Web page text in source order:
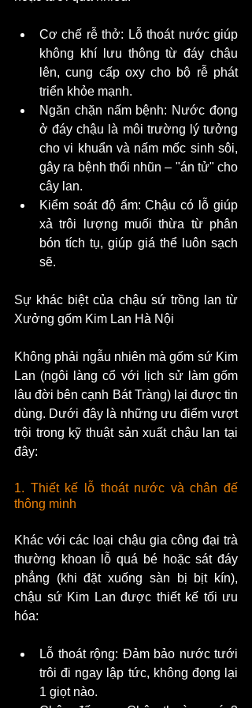
Cơ chế rễ thở: Lỗ thoát nước giúp
không khí lưu thông từ đáy chậu
lên, cung cấp oxy cho bộ rễ phát
triển khỏe mạnh.
Ngăn chặn nấm bệnh: Nước đọng
ở đáy chậu là môi trường lý tưởng
cho vi khuẩn và nấm mốc sinh sôi,
gây ra bệnh thối nhũn – "án tử" cho
cây lan.
Kiểm soát độ ẩm: Chậu có lỗ giúp
xả trôi lượng muối thừa từ phân
bón tích tụ, giúp giá thể luôn sạch
sẽ.
Sự khác biệt của chậu sứ trồng lan từ
Xưởng gốm Kim Lan Hà Nội
Không phải ngẫu nhiên mà gốm sứ Kim
Lan (ngôi làng cổ với lịch sử làm gốm
lâu đời bên cạnh Bát Tràng) lại được tin
dùng. Dưới đây là những ưu điểm vượt
trội trong kỹ thuật sản xuất chậu lan tại
đây:
1. Thiết kế lỗ thoát nước và chân đế
thông minh
Khác với các loại chậu gia công đại trà
thường khoan lỗ quá bé hoặc sát đáy
phẳng (khi đặt xuống sàn bị bịt kín),
chậu sứ Kim Lan được thiết kế tối ưu
hóa:
Lỗ thoát rộng: Đảm bảo nước tưới
trôi đi ngay lập tức, không đọng lại
1 giọt nào.